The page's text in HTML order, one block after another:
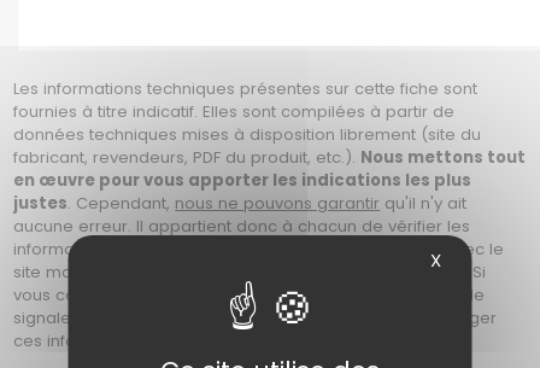
Les informations techniques présentes sur cette fiche sont
fournies à titre indicatif. Elles sont compilées à partir de
données techniques mises à disposition librement (site du
fabricant, revendeurs, PDF du produit, etc.). Nous mettons tout
en œuvre pour vous apporter les indications les plus
justes. Cependant, nous ne pouvons garantir qu'il n'y ait
aucune erreur. Il appartient donc à chacun de vérifier les
informations avant son achat, soit en prenant contact avec le
site marchand, ou en se référant au site du constructeur. Si
vous constatez une erreur sur cette fiche, merci de nous le
signaler en nous contactant afin que nous puissions corriger
ces informations. Photos non contractuelles.
X